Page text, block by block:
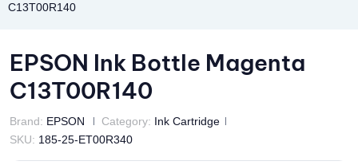
C13T00R140
EPSON Ink Bottle Magenta
C13T00R140
Brand: EPSON Category: Ink Cartridge
SKU: 185-25-ET00R340